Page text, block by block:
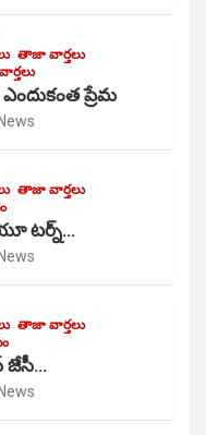
తాజా వార్తలు
ప్రేమ
తాజా వార్తలు
టర్న్…
తాజా వార్తలు
జేసీ…